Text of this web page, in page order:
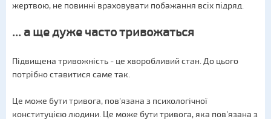
жертвою, не повинні враховувати побажання всіх підряд.
... а ще дуже часто тривожаться
Підвищена тривожність - це хворобливий стан. До цього
потрібно ставитися саме так.
Це може бути тривога, пов'язана з психологічної
конституцією людини. Це може бути тривога, яка пов'язана з